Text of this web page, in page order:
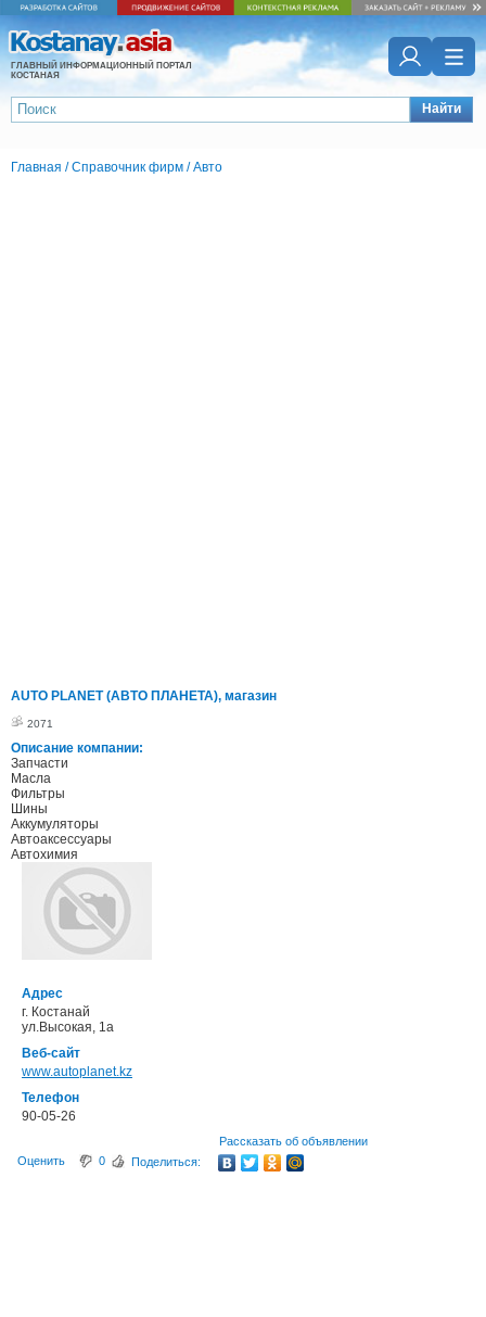
ГЛАВНЫЙ ИНФОРМАЦИОННЫЙ ПОРТАЛ
КОСТАНАЯ
Найти
Главная /Справочник фирм /Авто
AUTO PLANET (АВТО ПЛАНЕТА), магазин
2071
Описание компании:
Запчасти
Масла
Фильтры
Шины
Аккумуляторы
Автоаксессуары
Автохимия
Адрес
г. Костанай
ул.Высокая, 1а
Веб-сайт
www.autoplanet.kz
Телефон
90-05-26
Рассказать об объявлении
Оценить
0 Поделиться: